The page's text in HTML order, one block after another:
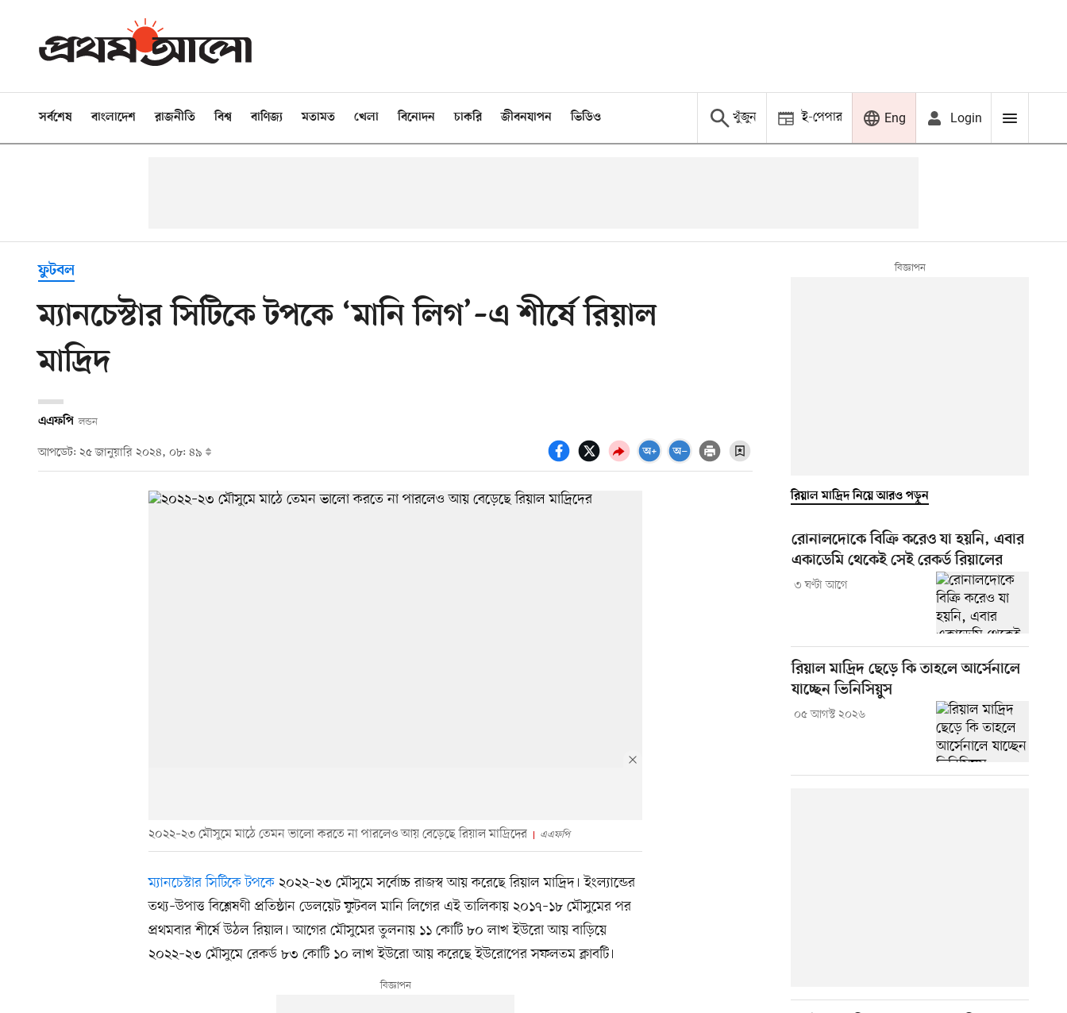
সর্বশেষ বাংলাদেশ রাজনীতি বিশ্ব বাণিজ্য মতামত খেলা বিনোদন চাকরি জীবনযাপন ভিডিও খুঁজুন ই-পেপার Eng Login
ফুটবল
ম্যানচেস্টার সিটিকে টপকে ‘মানি লিগ’–এ শীর্ষে রিয়াল
মাদ্রিদ
এএফপি লন্ডন
আপডেট: ২৫ জানুয়ারি ২০২৪, ০৮: ৪৯
২০২২–২৩ মৌসুমে মাঠে তেমন ভালো করতে না পারলেও আয় বেড়েছে রিয়াল মাদ্রিদের এএফপি
ম্যানচেস্টার সিটিকে টপকে ২০২২–২৩ মৌসুমে সর্বোচ্চ রাজস্ব আয় করেছে রিয়াল মাদ্রিদ। ইংল্যান্ডের
তথ্য–উপাত্ত বিশ্লেষণী প্রতিষ্ঠান ডেলয়েট ফুটবল মানি লিগের এই তালিকায় ২০১৭–১৮ মৌসুমের পর
প্রথমবার শীর্ষে উঠল রিয়াল। আগের মৌসুমের তুলনায় ১১ কোটি ৮০ লাখ ইউরো আয় বাড়িয়ে
২০২২–২৩ মৌসুমে রেকর্ড ৮৩ কোটি ১০ লাখ ইউরো আয় করেছে ইউরোপের সফলতম ক্লাবটি।
রিয়াল মাদ্রিদ নিয়ে আরও পড়ুন
রোনালদোকে বিক্রি করেও যা হয়নি, এবার
একাডেমি থেকেই সেই রেকর্ড রিয়ালের
৩ ঘণ্টা আগে
রিয়াল মাদ্রিদ ছেড়ে কি তাহলে আর্সেনালে
যাচ্ছেন ভিনিসিয়ুস
০৫ আগস্ট ২০২৬